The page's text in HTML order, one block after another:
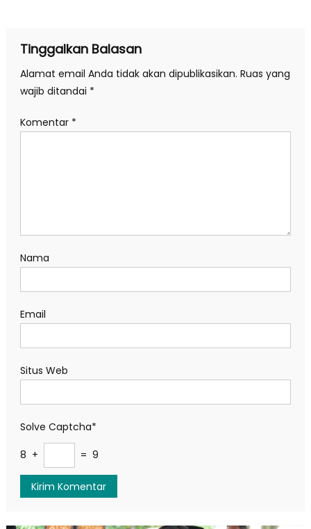
Tinggalkan Balasan
Alamat email Anda tidak akan dipublikasikan. Ruas yang
wajib ditandai *
Komentar *
Nama
Email
Situs Web
Solve Captcha*
8 +
= 9